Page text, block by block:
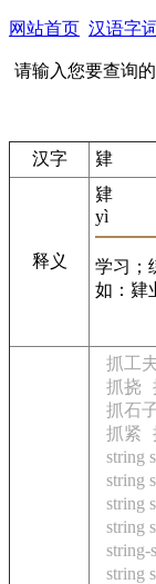
网站首页 汉语字词
请输入您要查询的
汉字 肄
释义
肄
yì
学习；
如：肄
抓工
抓挠
抓石
抓紧
string
string
string
string
string-
string